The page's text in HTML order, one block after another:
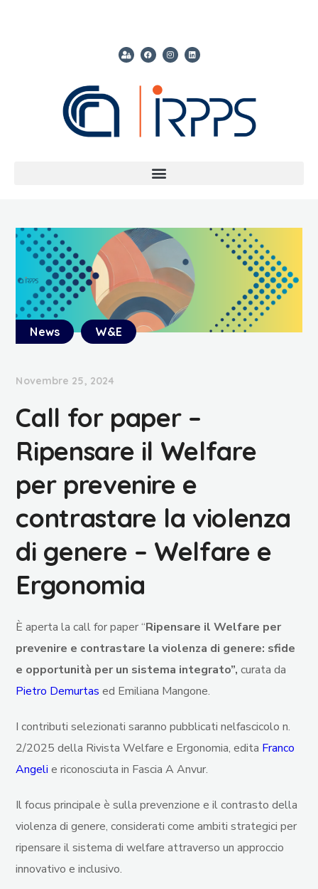
News W&E
Novembre 25, 2024
Call for paper –
Ripensare il Welfare
per prevenire e
contrastare la violenza
di genere – Welfare e
Ergonomia
È aperta la call for paper “Ripensare il Welfare per
prevenire e contrastare la violenza di genere: sfide
e opportunità per un sistema integrato”,curata da
Pietro Demurtas ed Emiliana Mangone.
I contributi selezionati saranno pubblicati nelfascicolo n.
2/2025 della Rivista Welfare e Ergonomia, edita Franco
Angelie riconosciuta in Fascia A Anvur.
Il focus principale è sulla prevenzione e il contrasto della
violenza di genere, considerati come ambiti strategici per
ripensare il sistema di welfare attraverso un approccio
innovativo e inclusivo.